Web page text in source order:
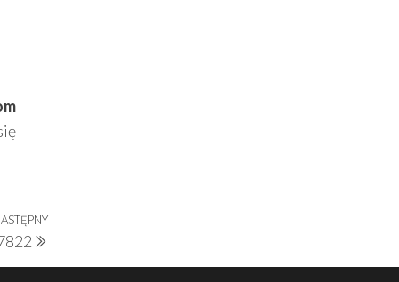
Następny